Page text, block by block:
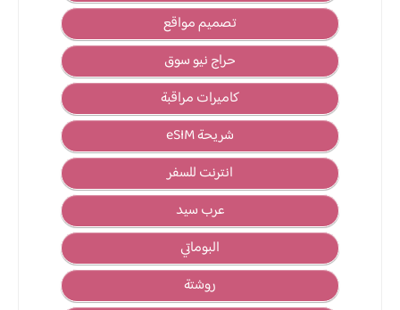
تصميم مواقع
حراج نيو سوق
كاميرات مراقبة
شريحة eSIM
انترنت للسفر
عرب سيد
البوماتي
روشتة